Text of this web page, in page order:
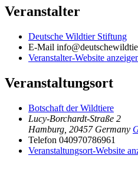
Veranstalter
Deutsche Wildtier Stiftung
E-Mail
Veranstalter-Website
Veranstaltungsort
Botschaft der Wildtiere
Lucy-Borchardt-Straße 2
Hamburg 20457 Germany
Telefon 040970786961
Veranstaltungsort-Website